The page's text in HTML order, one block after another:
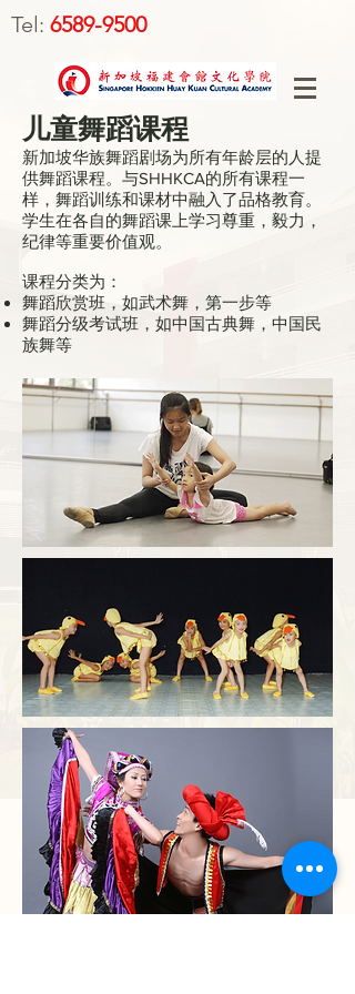
Tel: 6589-9500
儿童舞蹈课程
新加坡华族舞蹈剧场为所有年龄层的人提
供舞蹈课程。与SHHKCA的所有课程一
样，舞蹈训练和课材中融入了品格教育。
学生在各自的舞蹈课上学习尊重，毅力，
纪律等重要价值观。
课程分类为：
舞蹈欣赏班，如武术舞，第一步等
舞蹈分级考试班，如中国古典舞，中国民
族舞等